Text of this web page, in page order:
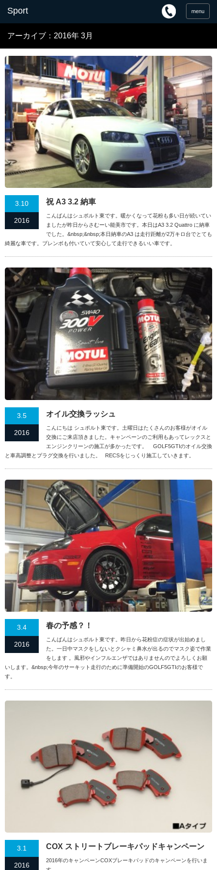
menu
アーカイブ：2016年 3月
3.10
2016
祝 A3 3.2 納車
こんばんはシュポルト東です。暖かくなって花粉も多い日が続いてい
ましたが昨日からさむーい能美市です。本日はA3 3.2 Quattro に納車
でした。&nbsp;&nbsp;本日納車のA3 は走行距離が2万キロ台でとても
綺麗な車です。ブレンボも付いていて安心して走行できるいい車です。
3.5
2016
オイル交換ラッシュ
こんにちは シュポルト東です。土曜日はたくさんのお客様がオイル
交換にご来店頂きました。キャンペーンのご利用もあってレックスと
エンジンクリーンの施工が多かったです。 GOLF5GTIのオイル交換
と車高調整とプラグ交換を行いました。 RECSをじっくり施工していきます。
3.4
2016
春の予感？！
こんばんはシュポルト東です。昨日から花粉症の症状が出始めまし
た。一日中マスクをしないとクシャミ鼻水が出るのでマスク姿で作業
をします 。風邪やインフルエンザではありませんのでよろしくお願
いします。&nbsp;今年のサーキット走行のために準備開始のGOLF5GTIのお客様で
す。
3.1
2016
COX ストリートブレーキパッドキャンペーン
2016年のキャンペーンCOXブレーキパッドのキャンペーンを行いま